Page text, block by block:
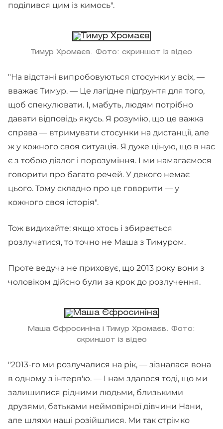
поділився цим із кимось".
Тимур Хромаєв. Фото: скриншот із відео
"На відстані випробовуються стосунки у всіх, —
вважає Тимур. — Це лагідне підґрунтя для того,
щоб спекулювати. І, мабуть, людям потрібно
давати відповідь якусь. Я розумію, що це важка
справа — втримувати стосунки на дистанції, але
ж у кожного своя ситуація. Я дуже ціную, що в нас
є з тобою діалог і порозуміння. І ми намагаємося
говорити про багато речей. У декого немає
цього. Тому складно про це говорити — у
кожного своя історія".
Тож видихайте: якщо хтось і збирається
розлучатися, то точно не Маша з Тимуром.
Проте ведуча не приховує, що 2013 року вони з
чоловіком дійсно були за крок до розлучення.
Маша Єфросиніна і Тимур Хромаєв. Фото:
скриншот із відео
"2013-го ми розлучалися на рік, — зізналася вона
в одному з інтерв'ю. — І нам здалося тоді, що ми
залишилися рідними людьми, близькими
друзями, батьками неймовірної дівчини Нани,
але шляхи наші розійшлися. Ми так стрімко